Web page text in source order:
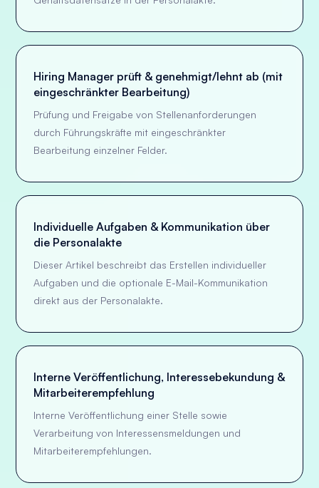
Hiring Manager prüft & genehmigt/lehnt ab (mit
eingeschränkter Bearbeitung)
Prüfung und Freigabe von Stellenanforderungen
durch Führungskräfte mit eingeschränkter
Bearbeitung einzelner Felder.
Individuelle Aufgaben & Kommunikation über
die Personalakte
Dieser Artikel beschreibt das Erstellen individueller
Aufgaben und die optionale E-Mail-Kommunikation
direkt aus der Personalakte.
Interne Veröffentlichung, Interessebekundung &
Mitarbeiterempfehlung
Interne Veröffentlichung einer Stelle sowie
Verarbeitung von Interessensmeldungen und
Mitarbeiterempfehlungen.